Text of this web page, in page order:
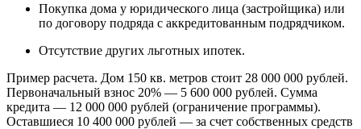
Покупка дома у юридического лица (застройщика) или
по договору подряда с аккредитованным подрядчиком.
Отсутствие других льготных ипотек.
Пример расчета. Дом 150 кв. метров стоит 28 000 000 рублей.
Первоначальный взнос 20% — 5 600 000 рублей. Сумма
кредита — 12 000 000 рублей (ограничение программы).
Оставшиеся 10 400 000 рублей — за счет собственных средств